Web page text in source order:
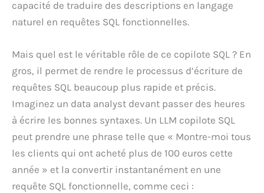
capacité de traduire des descriptions en langage
naturel en requêtes SQL fonctionnelles.
Mais quel est le véritable rôle de ce copilote SQL ? En
gros, il permet de rendre le processus d’écriture de
requêtes SQL beaucoup plus rapide et précis.
Imaginez un data analyst devant passer des heures
à écrire les bonnes syntaxes. Un LLM copilote SQL
peut prendre une phrase telle que « Montre-moi tous
les clients qui ont acheté plus de 100 euros cette
année » et la convertir instantanément en une
requête SQL fonctionnelle, comme ceci :